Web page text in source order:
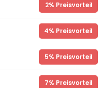
2% Preisvorteil
4% Preisvorteil
5% Preisvorteil
7% Preisvorteil